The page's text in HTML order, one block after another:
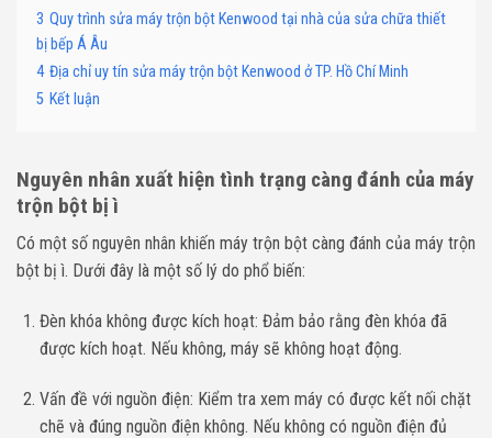
3 Quy trình sửa máy trộn bột Kenwood tại nhà của sửa chữa thiết
bị bếp Á Âu
4 Địa chỉ uy tín sửa máy trộn bột Kenwood ở TP. Hồ Chí Minh
5 Kết luận
Nguyên nhân xuất hiện tình trạng càng đánh của máy
trộn bột bị ì
Có một số nguyên nhân khiến máy trộn bột càng đánh của máy trộn
bột bị ì. Dưới đây là một số lý do phổ biến:
Đèn khóa không được kích hoạt: Đảm bảo rằng đèn khóa đã
được kích hoạt. Nếu không, máy sẽ không hoạt động.
Vấn đề với nguồn điện: Kiểm tra xem máy có được kết nối chặt
chẽ và đúng nguồn điện không. Nếu không có nguồn điện đủ